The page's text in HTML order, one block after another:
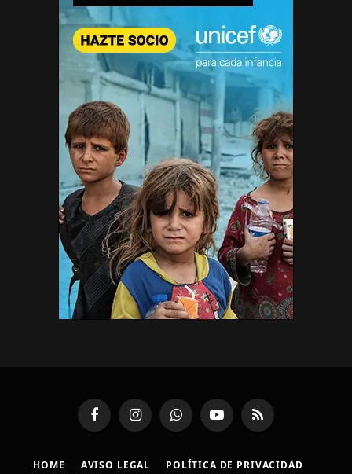
FacebookInstagramWhatsAppYouTubeRSS
HOME AVISO LEGAL POLÍTICA DE PRIVACIDAD